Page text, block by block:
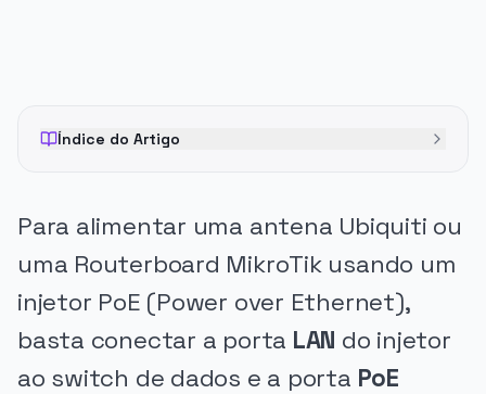
Índice do Artigo
Para alimentar uma antena Ubiquiti ou
uma Routerboard MikroTik usando um
injetor PoE (Power over Ethernet),
basta conectar a porta LAN do injetor
ao switch de dados e a porta PoE